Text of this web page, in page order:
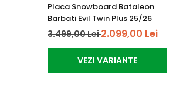
Placa Snowboard Bataleon
Barbati Evil Twin Plus 25/26
3.499,00 Lei2.099,00 Lei
VEZI VARIANTE